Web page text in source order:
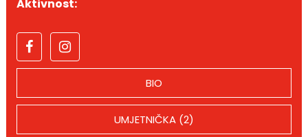
Aktivnost:
BIO
UMJETNIČKA (2)